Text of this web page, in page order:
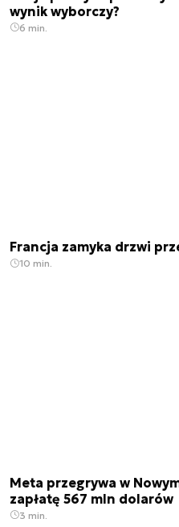
wynik wyborczy?
6 min.
Francja zamyka drzwi
10 min.
Meta przegrywa w
zapłatę 567 mln dolarów
3 min.